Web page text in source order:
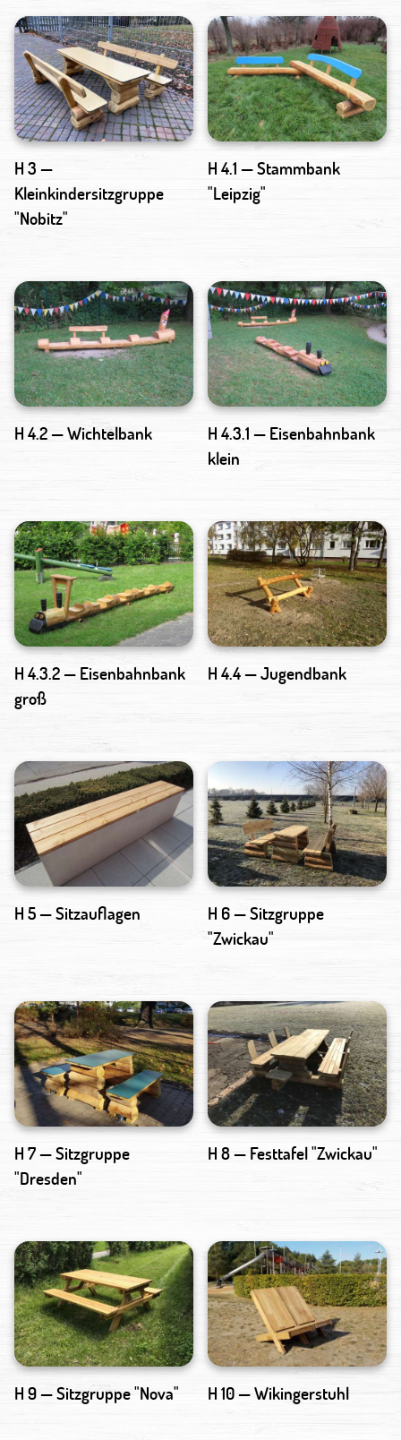
H 3 —
Kleinkindersitzgruppe
"Nobitz"
H 4.1 — Stammbank
"Leipzig"
H 4.2 — Wichtelbank
H 4.3.1 — Eisenbahnbank
klein
H 4.3.2 — Eisenbahnbank
groß
H 4.4 — Jugendbank
H 5 — Sitzauflagen
H 6 — Sitzgruppe
"Zwickau"
H 7 — Sitzgruppe
"Dresden"
H 8 — Festtafel "Zwickau"
H 9 — Sitzgruppe "Nova" H 10 — Wikingerstuhl